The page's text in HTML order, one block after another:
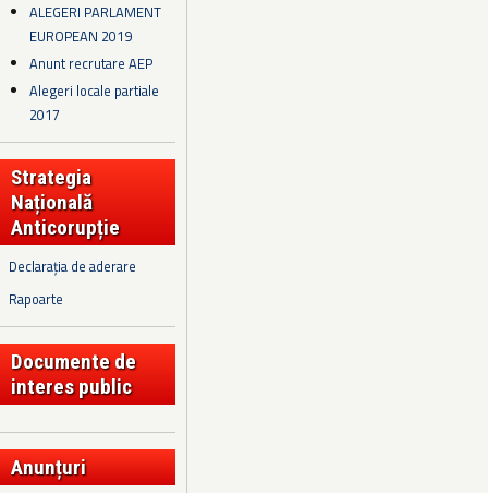
ALEGERI PARLAMENT
EUROPEAN 2019
Anunt recrutare AEP
Alegeri locale partiale
2017
Strategia
Națională
Anticorupție
Declarația de aderare
Rapoarte
Documente de
interes public
Anunțuri